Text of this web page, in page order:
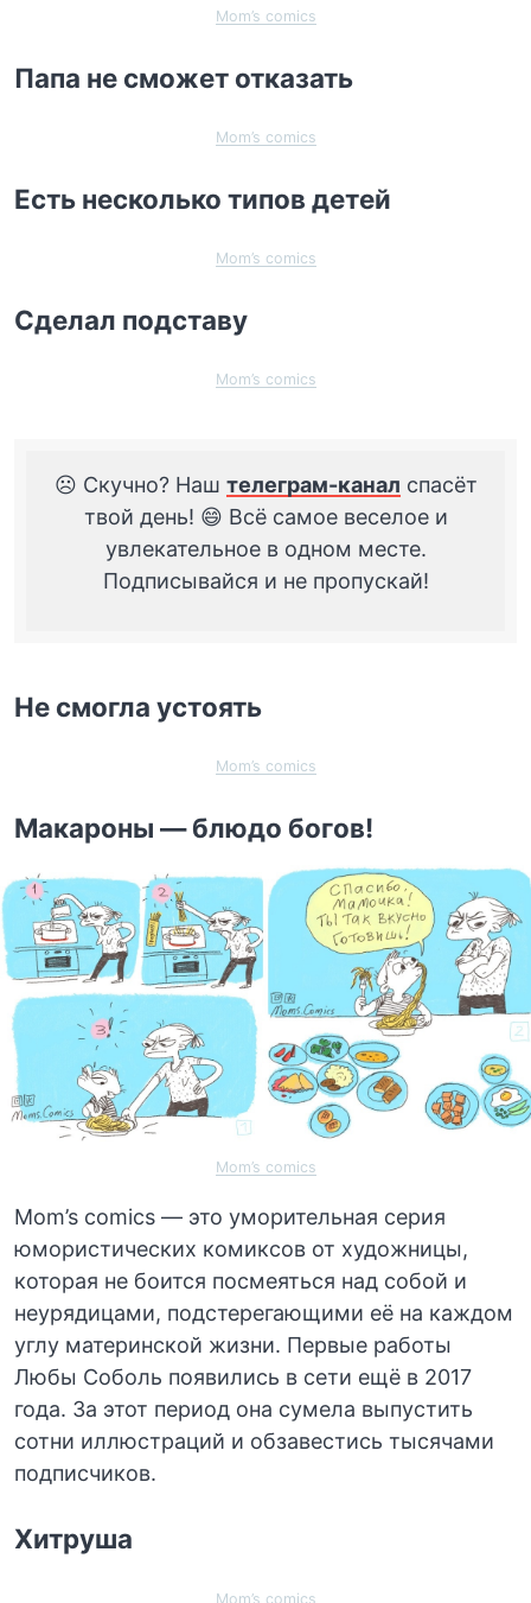
Mom’s comics
Папа не сможет отказать
Mom’s comics
Есть несколько типов детей
Mom’s comics
Сделал подставу
Mom’s comics
☹️ Скучно? Наш телеграм-канал спасёт
твой день! 😄 Всё самое веселое и
увлекательное в одном месте.
Подписывайся и не пропускай!
Не смогла устоять
Mom’s comics
Макароны — блюдо богов!
Mom’s comics
Mom’s comics — это уморительная серия
юмористических комиксов от художницы,
которая не боится посмеяться над собой и
неурядицами, подстерегающими её на каждом
углу материнской жизни. Первые работы
Любы Соболь появились в сети ещё в 2017
года. За этот период она сумела выпустить
сотни иллюстраций и обзавестись тысячами
подписчиков.
Хитруша
Mom’s comics